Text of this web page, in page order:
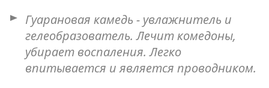
Гуарановая камедь - увлажнитель и
гелеобразователь. Лечит комедоны,
убирает воспаления. Легко
впитывается и является проводником.